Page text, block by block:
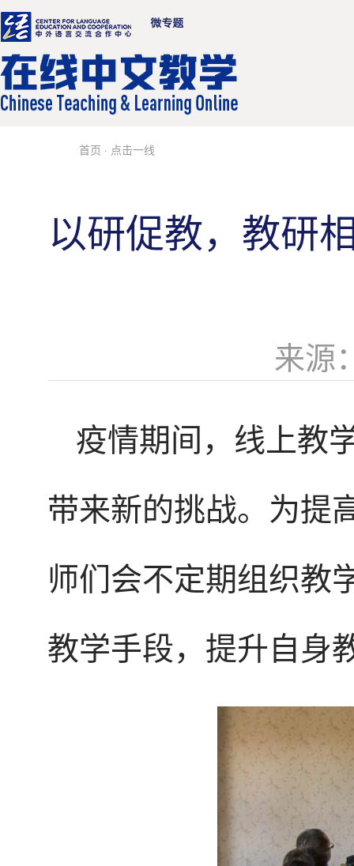
首页 · 点击一线
以研促教，教研
来源
疫情期间，线上教
带来新的挑战。为提
师们会不定期组织教
教学手段，提升自身